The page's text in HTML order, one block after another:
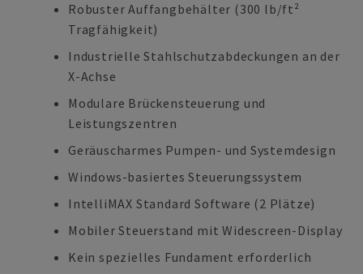
Robuster Auffangbehälter (300 lb/ft²
Tragfähigkeit)
Industrielle Stahlschutzabdeckungen an der
X-Achse
Modulare Brückensteuerung und
Leistungszentren
Geräuscharmes Pumpen- und Systemdesign
Windows-basiertes Steuerungssystem
IntelliMAX Standard Software (2 Plätze)
Mobiler Steuerstand mit Widescreen-Display
Kein spezielles Fundament erforderlich